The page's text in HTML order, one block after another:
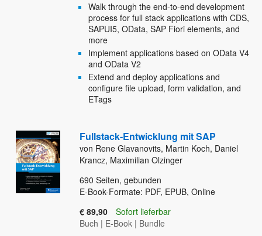
Walk through the end-to-end development
process for full stack applications with CDS,
SAPUI5, OData, SAP Fiori elements, and
more
Implement applications based on OData V4
and OData V2
Extend and deploy applications and
configure file upload, form validation, and
ETags
Fullstack-Entwicklung mit SAP
von Rene Glavanovits, Martin Koch, Daniel
Krancz, Maximilian Olzinger
690 Seiten, gebunden
E-Book-Formate: PDF, EPUB, Online
€ 89,90
Sofort lieferbar
Buch | E-Book | Bundle